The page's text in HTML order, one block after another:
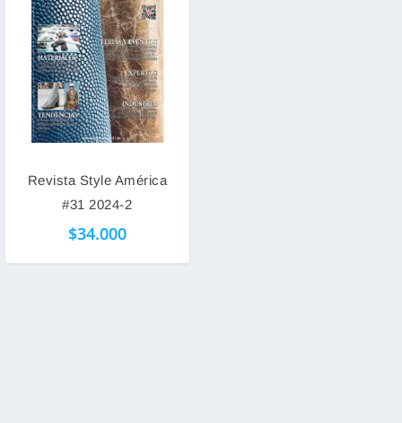
Revista Style América
#31 2024-2
$34.000